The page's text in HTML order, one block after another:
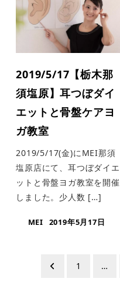
2019/5/17【栃木那
須塩原】耳つぼダイ
エットと骨盤ケアヨ
ガ教室
2019/5/17(金)にMEI那須
塩原店にて、耳つぼダイエ
ットと骨盤ヨガ教室を開催
しました。少人数 […]
MEI 2019年5月17日
1 …